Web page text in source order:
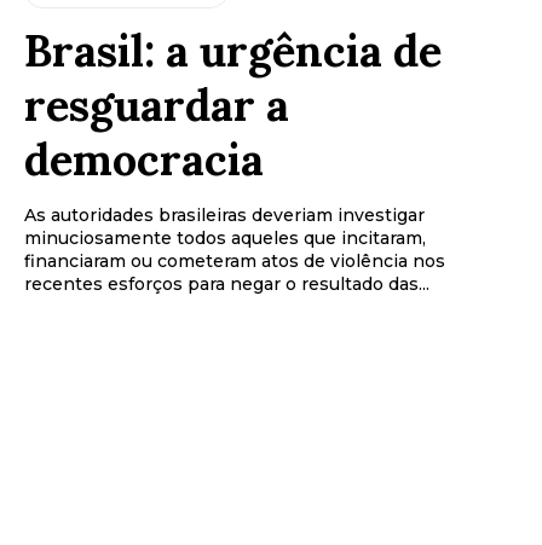
Brasil: a urgência de
resguardar a
democracia
As autoridades brasileiras deveriam investigar
minuciosamente todos aqueles que incitaram,
financiaram ou cometeram atos de violência nos
recentes esforços para negar o resultado das...